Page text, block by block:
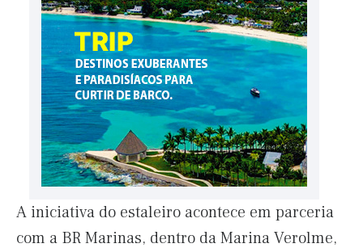
A iniciativa do estaleiro acontece em parceria
com a BR Marinas, dentro da Marina Verolme,